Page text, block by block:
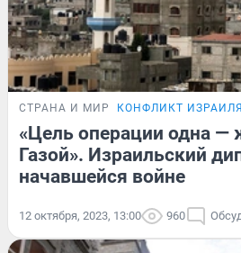
СТРАНА И МИР КОНФЛИКТ
«Цель операции одна —
Газой». Израильский
начавшейся войне
12 октября, 2023, 13:00 960